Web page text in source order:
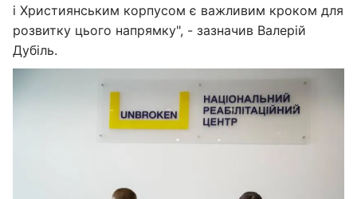
і Християнським корпусом є важливим кроком для
розвитку цього напрямку", - зазначив Валерій
Дубіль.